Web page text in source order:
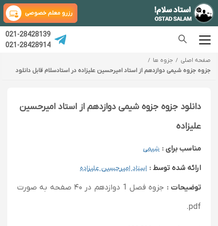
رزرو معلم خصوصی
021-28428139
021-28428914
صفحه اصلی
جزوه ها
جزوه جزوه شیمی دوازدهم از استاد امیرحسین علیزاده در استادسلام قابل دانلود
دانلود جزوه جزوه شیمی دوازدهم از استاد امیرحسین
علیزاده
مناسب برای : شیمی
ارائه شده توسط : استاد امیرحسین علیزاده
توضیحات :
جزوه فصل 1 دوازدهم در ۴۰ صفحه به صورت
pdf.